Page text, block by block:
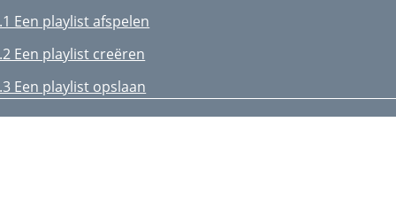
Een playlist afspelen
Een playlist creëren
Een playlist opslaan
Opnameprocedure